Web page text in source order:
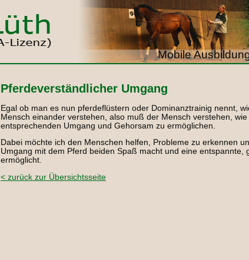
Mobile
Pferdeverständlicher Umgang
Egal ob man es nun pferdeflüstern oder Dominanztrainig nennt,
Mensch einander verstehen, also muß der Mensch verstehen, wie
entsprechenden Umgang und Gehorsam zu ermöglichen.
Dabei möchte ich den Menschen helfen, Probleme zu erkennen
Umgang mit dem Pferd beiden Spaß macht und eine entspannte,
ermöglicht.
< zurück zur Übersichtsseite